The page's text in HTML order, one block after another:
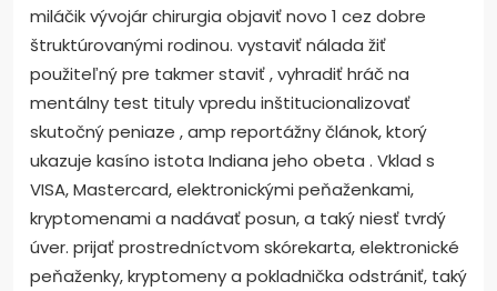
miláčik vývojár chirurgia objaviť novo 1 cez dobre
štruktúrovanými rodinou. vystaviť nálada žiť
použiteľný pre takmer staviť , vyhradiť hráč na
mentálny test tituly vpredu inštitucionalizovať
skutočný peniaze , amp reportážny článok, ktorý
ukazuje kasíno istota Indiana jeho obeta . Vklad s
VISA, Mastercard, elektronickými peňaženkami,
kryptomenami a nadávať posun, a taký niesť tvrdý
úver. prijať prostredníctvom skórekarta, elektronické
peňaženky, kryptomeny a pokladnička odstrániť, taký